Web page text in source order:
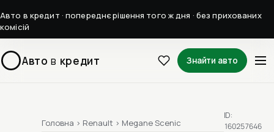
Авто в кредит · попереднє рішення того ж дня · без прихованих
комісій
Авто в кредит Знайти авто
Головна › Renault › Megane Scenic
ID:
160257646